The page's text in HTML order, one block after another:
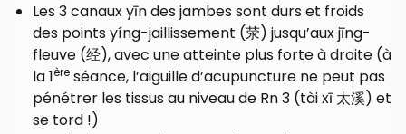
Les 3 canaux yīn des jambes sont durs et froids
des points yíng-jaillissement (荥) jusqu’aux jīng-
fleuve (经), avec une atteinte plus forte à droite (à
la 1ère séance, l’aiguille d’acupuncture ne peut pas
pénétrer les tissus au niveau de Rn 3 (tài xī 太溪) et
se tord !)